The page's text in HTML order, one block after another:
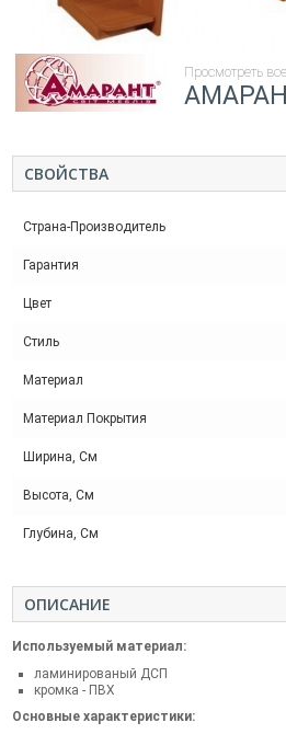
Просмотреть
СВОЙСТВА
Страна-Производитель
Гарантия
Цвет
Стиль
Материал
Материал Покрытия
Ширина, См
Высота, См
Глубина, См
ОПИСАНИЕ
Используемый материал:
ламинированый ДСП
кромка - ПВХ
Основные характеристики: